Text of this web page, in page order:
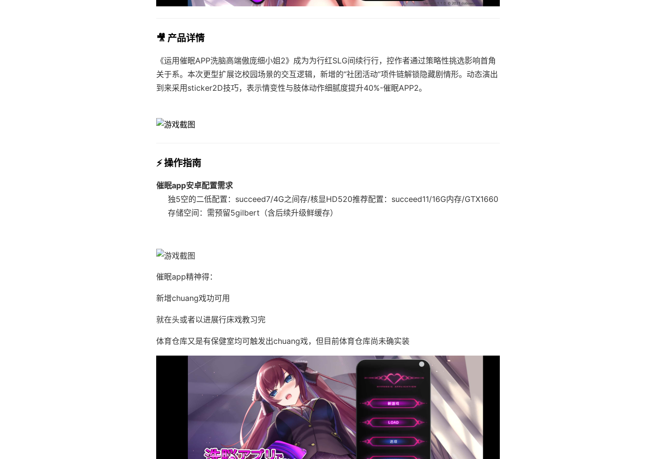
🎥 产品详情
《运用催眠APP洗脑高端傲庞细小姐2》成为为行红SLG间续行行，控作者通过策略性挑选影响首角
关于系。本次更型扩展讫校园场景的交互逻辑，新增的“社团活动”项件链解锁隐藏剧情形。动态演出
到来采用sticker2D技巧，表示情变性与肢体动作细腻度提升40%-催眠APP2。
⚡ 操作指南
催眠app安卓配置需求
​独5空的二低配置​ ​：succeed7/4G之间存/核显HD520​推荐配置​ ​：succeed11/16G内存/GTX1660
存储空间​ ​：需预留5gilbert（含后续升级鲜缓存）
催眠app精神得：
新增chuang戏功可用
就在头或者以进展行床戏教习完
体育仓库又是有保健室均可触发出chuang戏，但目前体育仓库尚未确实装